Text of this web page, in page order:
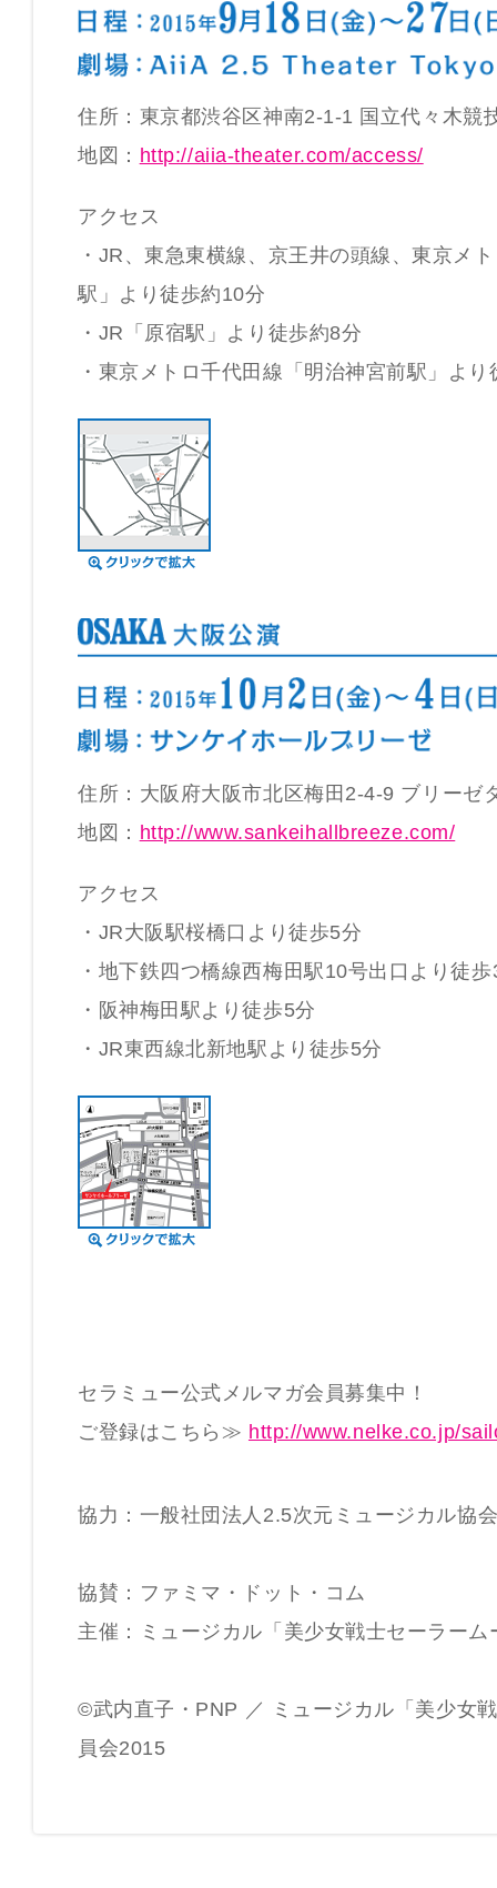
住所：東京都渋谷区神南2-1-1 国立代々木競
地図： http://aiia-theater.com/access/
アクセス
・JR、東急東横線、京王井の頭線、東京メ
駅」より徒歩約10分
・JR「原宿駅」より徒歩約8分
・東京メトロ千代田線「明治神宮前駅」より
住所：大阪府大阪市北区梅田2-4-9 ブリーゼ
地図： http://www.sankeihallbreeze.com/
アクセス
・JR大阪駅桜橋口より徒歩5分
・地下鉄四つ橋線西梅田駅10号出口より徒
・阪神梅田駅より徒歩5分
・JR東西線北新地駅より徒歩5分
セラミュー公式メルマガ会員募集中！
ご登録はこちら≫ http://www.nelke.co.jp/
協力：一般社団法人2.5次元ミュージカル協
協賛：ファミマ・ドット・コム
主催：ミュージカル「美少女戦士セーラー
©武内直子・PNP ／ ミュージカル「美少女
員会2015